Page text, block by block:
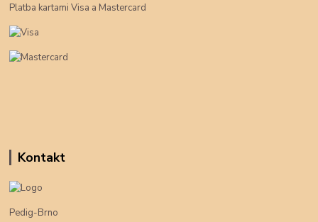
Platba kartami Visa a Mastercard
Kontakt
Pedig-Brno